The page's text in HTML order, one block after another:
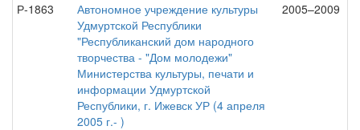
Р-1863
Автономное учреждение культуры
Удмуртской Республики
"Республиканский дом народного
творчества - "Дом молодежи"
Министерства культуры, печати и
информации Удмуртской
Республики, г. Ижевск УР (4 апреля
2005 г.- )
2005–2009